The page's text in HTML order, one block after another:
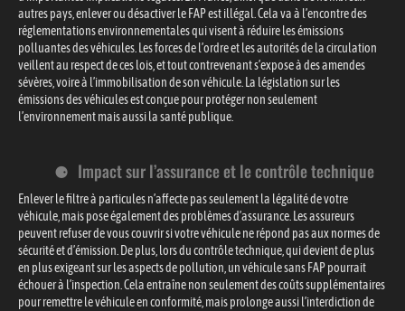
autres pays, enlever ou désactiver le FAP est illégal. Cela va à l’encontre des
réglementations environnementales qui visent à réduire les émissions
polluantes des véhicules. Les forces de l’ordre et les autorités de la circulation
veillent au respect de ces lois, et tout contrevenant s’expose à des amendes
sévères, voire à l’immobilisation de son véhicule. La législation sur les
émissions des véhicules est conçue pour protéger non seulement
l’environnement mais aussi la santé publique.
Impact sur l’assurance et le contrôle technique
Enlever le filtre à particules n’affecte pas seulement la légalité de votre
véhicule, mais pose également des problèmes d’assurance. Les assureurs
peuvent refuser de vous couvrir si votre véhicule ne répond pas aux normes de
sécurité et d’émission. De plus, lors du contrôle technique, qui devient de plus
en plus exigeant sur les aspects de pollution, un véhicule sans FAP pourrait
échouer à l’inspection. Cela entraîne non seulement des coûts supplémentaires
pour remettre le véhicule en conformité, mais prolonge aussi l’interdiction de